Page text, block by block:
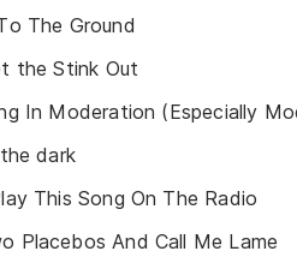
The Ground
the Stink Out
In Moderation (Especially
dark
This Song On The Radio
Placebos And Call Me Lame